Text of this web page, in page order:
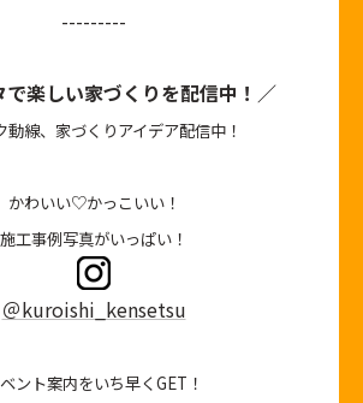
---------
で楽しい家づくりを配信中！／
動線、家づくりアイデア配信中！
かわいい♡かっこいい！
施工事例写真がいっぱい！
＠kuroishi_kensetsu
ント案内をいち早くGET！